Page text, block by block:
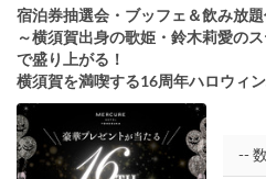
宿泊券抽選会・ブッフェ＆飲み放題
～横須賀出身の歌姫・鈴木莉愛の
で盛り上がる！
横須賀を満喫する16周年ハロウィ